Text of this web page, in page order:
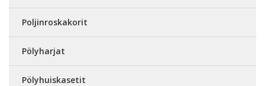
Poljinroskakorit
Pölyharjat
Pölyhuiskasetit